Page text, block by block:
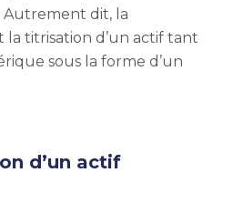
dit, la
titrisation d’un actif tant
sous la forme d’un
d’un actif